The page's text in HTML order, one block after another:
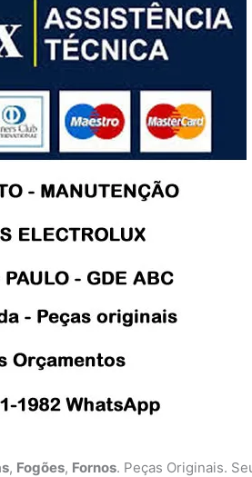
, Fogões, Fornos. Peças Originais.